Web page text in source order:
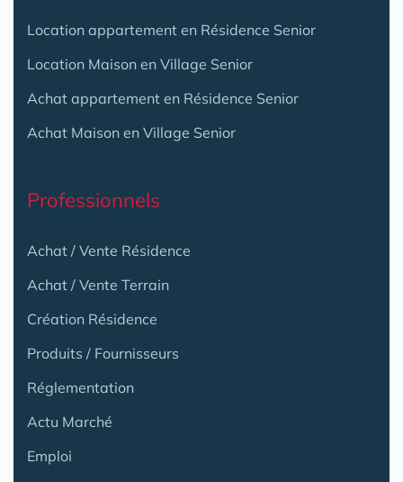
Location appartement en Résidence Senior
Location Maison en Village Senior
Achat appartement en Résidence Senior
Achat Maison en Village Senior
Professionnels
Achat / Vente Résidence
Achat / Vente Terrain
Création Résidence
Produits / Fournisseurs
Réglementation
Actu Marché
Emploi